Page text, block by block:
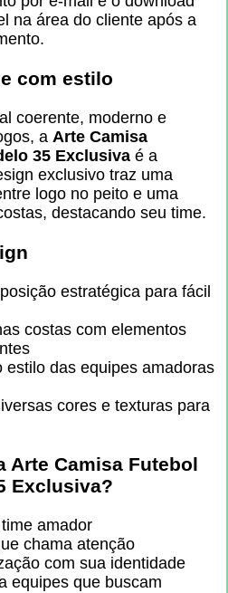
na área do cliente após a
com estilo
coerente, moderno e
a Arte Camisa
35 Exclusiva é a
exclusivo traz uma
logo no peito e uma
destacando seu time.
estratégica para fácil
costas com elementos
estilo das equipes amadoras
cores e texturas para
Arte Camisa Futebol
Exclusiva?
amador
chama atenção
com sua identidade
equipes que buscam